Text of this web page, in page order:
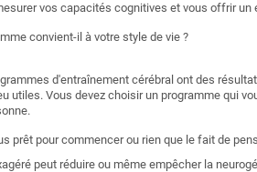
vos capacités cognitives et vous offrir
convient-il à votre style de vie ?
d'entraînement cérébral ont des
utiles. Vous devez choisir un programme qui
prêt pour commencer ou rien que le fait de
peut réduire ou même empêcher la